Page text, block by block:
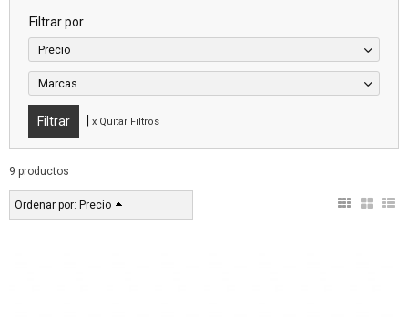
Filtrar por
Precio
Marcas
x Quitar Filtros
9 productos
Ordenar por: Precio